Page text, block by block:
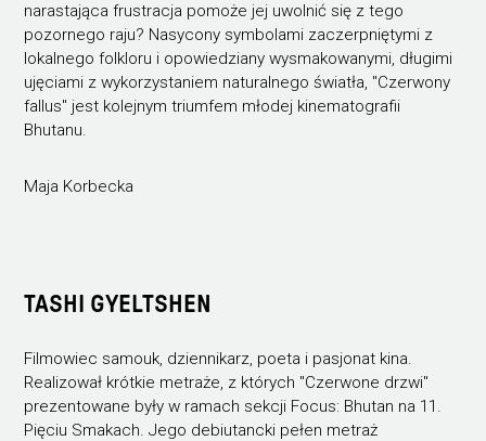
narastająca frustracja pomoże jej uwolnić się z tego
pozornego raju? Nasycony symbolami zaczerpniętymi z
lokalnego folkloru i opowiedziany wysmakowanymi, długimi
ujęciami z wykorzystaniem naturalnego światła, "Czerwony
fallus" jest kolejnym triumfem młodej kinematografii
Bhutanu.
Maja Korbecka
TASHI GYELTSHEN
Filmowiec samouk, dziennikarz, poeta i pasjonat kina.
Realizował krótkie metraże, z których "Czerwone drzwi"
prezentowane były w ramach sekcji Focus: Bhutan na 11.
Pięciu Smakach. Jego debiutancki pełen metraż